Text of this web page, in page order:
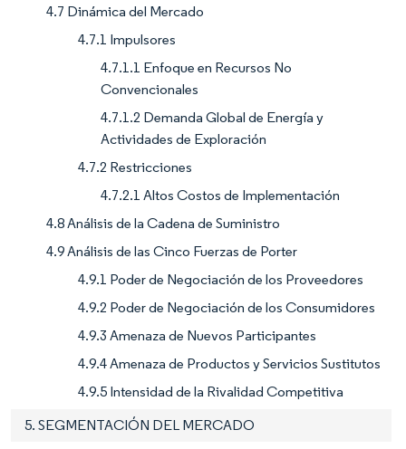
4.7 Dinámica del Mercado
4.7.1 Impulsores
4.7.1.1 Enfoque en Recursos No
Convencionales
4.7.1.2 Demanda Global de Energía y
Actividades de Exploración
4.7.2 Restricciones
4.7.2.1 Altos Costos de Implementación
4.8 Análisis de la Cadena de Suministro
4.9 Análisis de las Cinco Fuerzas de Porter
4.9.1 Poder de Negociación de los Proveedores
4.9.2 Poder de Negociación de los Consumidores
4.9.3 Amenaza de Nuevos Participantes
4.9.4 Amenaza de Productos y Servicios Sustitutos
4.9.5 Intensidad de la Rivalidad Competitiva
5. SEGMENTACIÓN DEL MERCADO